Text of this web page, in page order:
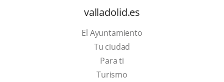
valladolid.es
El Ayuntamiento
Tu ciudad
Para ti
TurismoThis